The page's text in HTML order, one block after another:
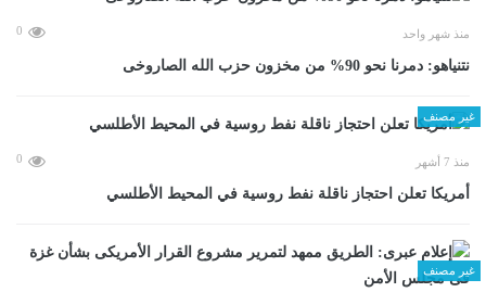
منذ شهر واحد 0
نتنياهو: دمرنا نحو 90% من مخزون حزب الله الصاروخى
غير مصنف
منذ 7 أشهر 0
أمريكا تعلن احتجاز ناقلة نفط روسية في المحيط الأطلسي
غير مصنف